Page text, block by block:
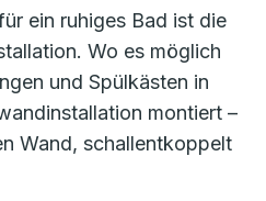
ein ruhiges Bad ist die
Wo es möglich
und Spülkästen in
montiert –
Wand, schallentkoppelt